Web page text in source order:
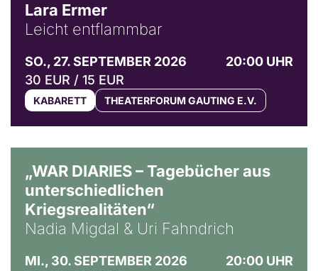
Lara Ermer
Leicht entflammbar
SO., 27. SEPTEMBER 2026
20:00 UHR
30 EUR / 15 EUR
KABARETT THEATERFORUM GAUTING E.V.
„WAR DIARIES – Tagebücher aus
unterschiedlichen
Kriegsrealitäten“
Nadia Migdal & Uri Fahndrich
MI., 30. SEPTEMBER 2026
20:00 UHR